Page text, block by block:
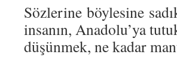
Sözlerine böylesine
insanın, Anadolu’ya
düşünmek, ne kadar